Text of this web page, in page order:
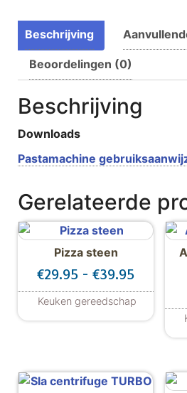
Beschrijving
Beoordelingen (0)
Beschrijving
Downloads
Pastamachine
Gerelateerde
Pizza steen
€29.95 - €39.95
Keuken gereedschap
Dit product heeft